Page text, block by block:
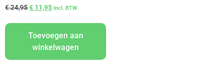
€24,95€ 11,95 Incl. BTW
Toevoegen aan
winkelwagen